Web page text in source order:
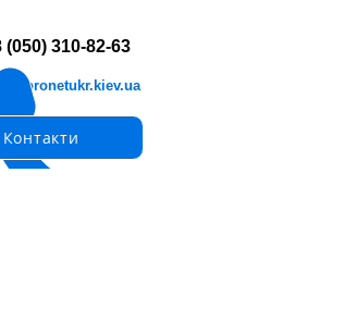
(050) 310-82-63
Контакти